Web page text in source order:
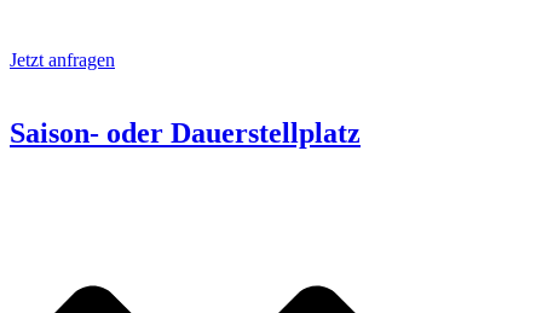
Jetzt anfragen
Saison- oder Dauerstellplatz